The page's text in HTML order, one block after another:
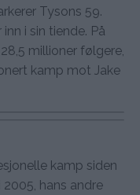
Tysons 59.
i sin tiende. På
millioner følgere,
kamp mot Jake
kamp siden
hans andre